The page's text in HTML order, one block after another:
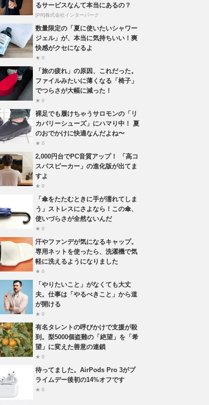
るサービスなんて本当にあるの？
[PR]株式会社インターパーク
数量限定の「夏に使いたいシャワー
ジェル」が、本当に気持ちいい！爽
快感がクセになるよ
★ 0
「旅の疲れ」の原因、これだった。
ファイルみたいに薄くなる「椅子」
でつらさが大幅に減った！
★ 0
裸足でも履けちゃうサロモンの「リ
カバリーシューズ」にハマり中！ 夏
のおでかけに快適なんだよね〜
★ 0
2,000円台でPC音質アップ！ 「高コ
スパスピーカー」の進化版が出てま
すよ
★ 0
「傘をたたむときに手が濡れてしま
う」ストレスにさよなら！この傘、
使いづらさが全然ないんだ
★ 0
汗やファンデが気になるキャップ。
専用ネットを使ったら、洗濯機で気
軽に洗えるようになりました
★ 0
「やりたいこと」がなくても大丈
夫。仕事は「やるべきこと」から道
が開ける
★ 0
有名タレントの呼びかけで支援が殺
到。梨5000個盗難の「絶望」を「希
望」に変えた善意の連鎖
★ 0
待ってました。AirPods Pro 3がプ
ライムデー後初の14%オフです
★ 0